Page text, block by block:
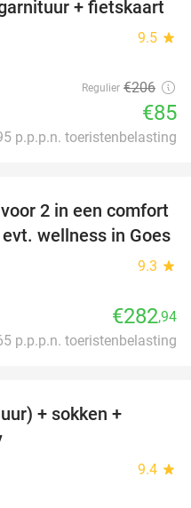
+ fietskaart
9.5 star
Regulier €206
€85
p.p.p.n. toeristenbelasting
2 in een comfort
wellness in Goes
9.3 star
€282,94
p.p.p.n. toeristenbelasting
+ sokken +
9.4 star